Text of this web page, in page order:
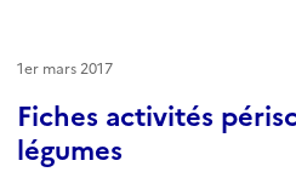
Fiches activités
légumes
1er mars 2017